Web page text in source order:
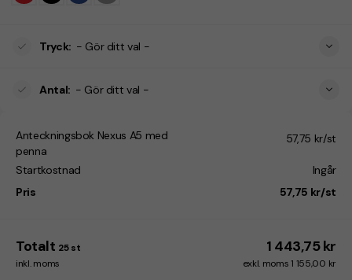
Tryck: - Gör ditt val -
Antal: - Gör ditt val -
Anteckningsbok Nexus A5 med
penna
57,75 kr/st
Startkostnad
Ingår
Pris
57,75 kr/st
Totalt 25 st 1 443,75 kr
inkl. moms exkl. moms 1 155,00 kr